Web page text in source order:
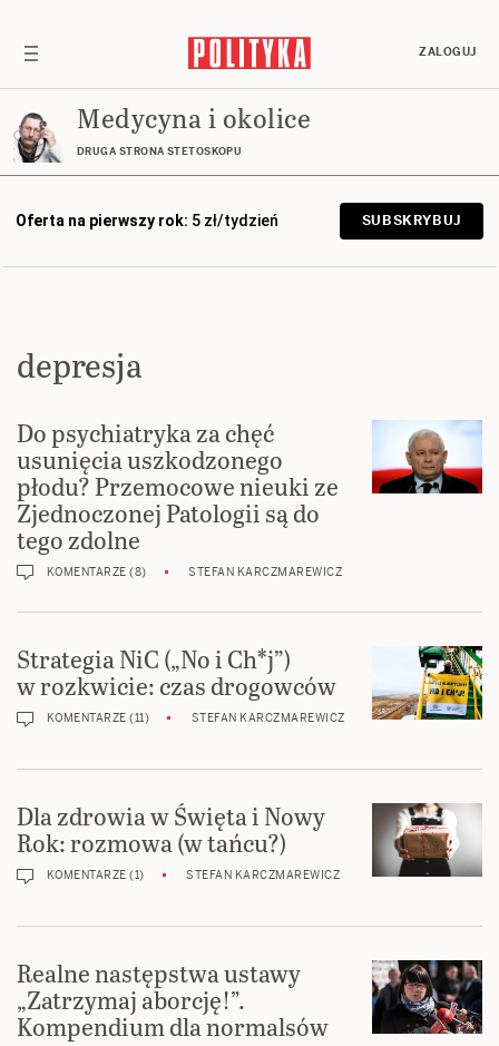
ZALOGUJ
Medycyna i okolice
DRUGA STRONA STETOSKOPU
Oferta na pierwszy rok: 5 zł/tydzień SUBSKRYBUJ
depresja
Do psychiatryka za chęć
usunięcia uszkodzonego
płodu? Przemocowe nieuki ze
Zjednoczonej Patologii są do
tego zdolne
KOMENTARZE (8) STEFAN KARCZMAREWICZ
Strategia NiC („No i Ch*j”)
w rozkwicie: czas drogowców
KOMENTARZE (11) STEFAN KARCZMAREWICZ
Dla zdrowia w Święta i Nowy
Rok: rozmowa (w tańcu?)
KOMENTARZE (1) STEFAN KARCZMAREWICZ
Realne następstwa ustawy
„Zatrzymaj aborcję!”.
Kompendium dla normalsów